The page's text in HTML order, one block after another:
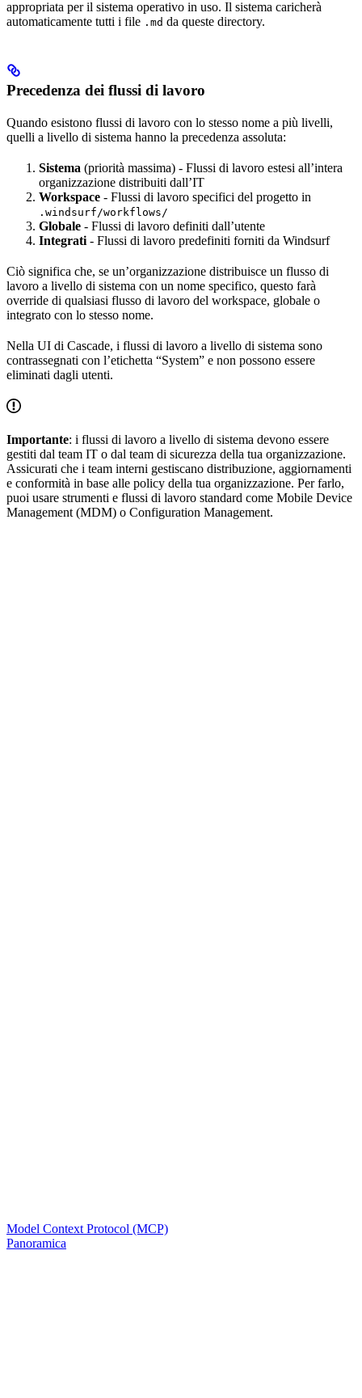
appropriata per il sistema operativo in uso. Il sistema caricherà
automaticamente tutti i file .md da queste directory.
Precedenza dei flussi di lavoro
Quando esistono flussi di lavoro con lo stesso nome a più livelli,
quelli a livello di sistema hanno la precedenza assoluta:
Sistema (priorità massima) - Flussi di lavoro estesi all’intera
organizzazione distribuiti dall’IT
Workspace - Flussi di lavoro specifici del progetto in
.windsurf/workflows/
Globale - Flussi di lavoro definiti dall’utente
Integrati - Flussi di lavoro predefiniti forniti da Windsurf
Ciò significa che, se un’organizzazione distribuisce un flusso di
lavoro a livello di sistema con un nome specifico, questo farà
override di qualsiasi flusso di lavoro del workspace, globale o
integrato con lo stesso nome.
Nella UI di Cascade, i flussi di lavoro a livello di sistema sono
contrassegnati con l’etichetta “System” e non possono essere
eliminati dagli utenti.
Importante: i flussi di lavoro a livello di sistema devono essere
gestiti dal team IT o dal team di sicurezza della tua organizzazione.
Assicurati che i team interni gestiscano distribuzione, aggiornamenti
e conformità in base alle policy della tua organizzazione. Per farlo,
puoi usare strumenti e flussi di lavoro standard come Mobile Device
Management (MDM) o Configuration Management.
Model Context Protocol (MCP)
Panoramica